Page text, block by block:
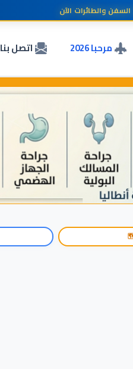
والطائرات الآن
مرحبا 2026 اتصل بنا